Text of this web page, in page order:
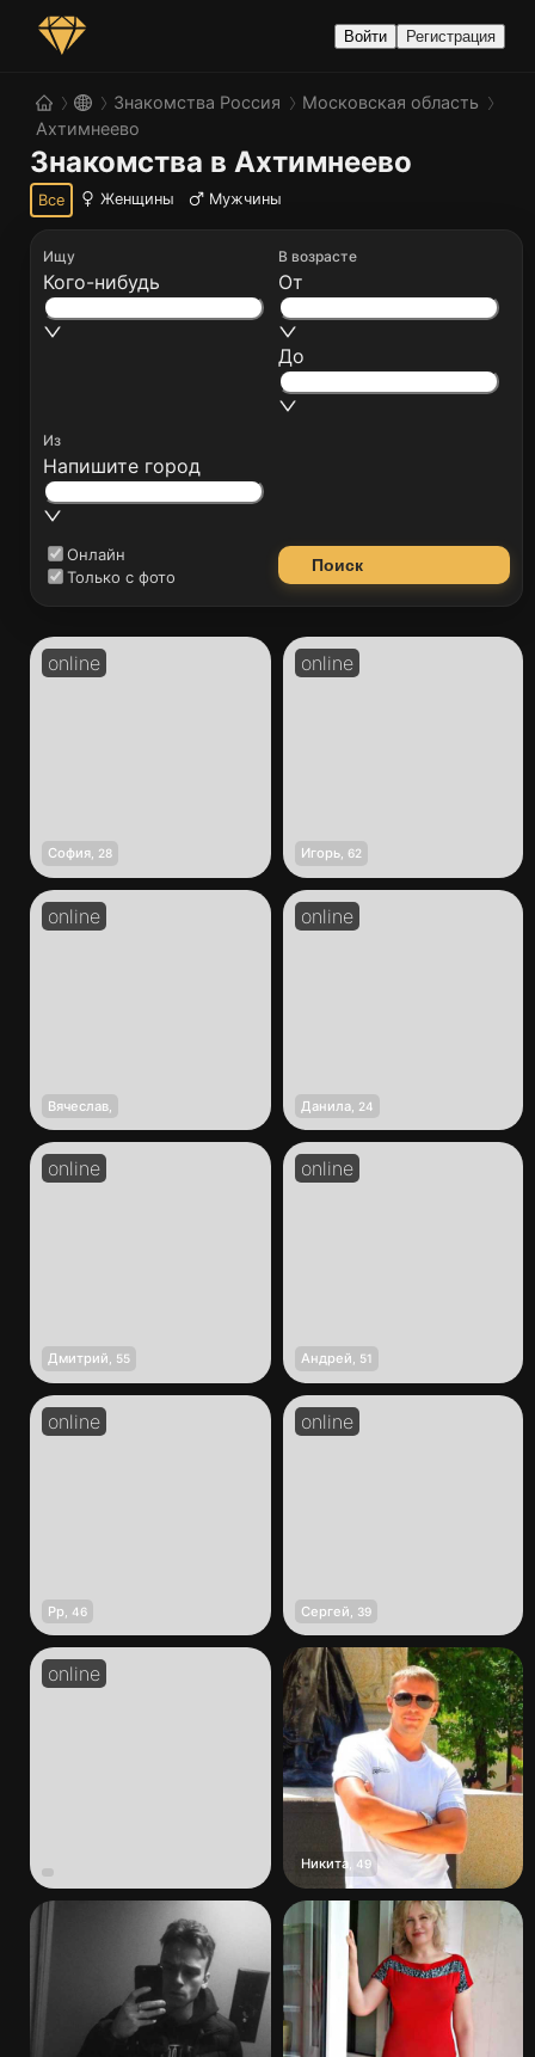
Войти Регистрация
Знакомства Россия
Московская область
Ахтимнеево
Знакомства в Ахтимнеево
Все Женщины Мужчины
Ищу
Кого-нибудь
Из
Напишите город
В возрасте
От
До
Онлайн
Только с фото
Поиск
София 28 Игорь, 62
Вячеслав Данила, 24
Дмитрий 55 Андрей 51
Рр 46 Сергей 39
Никита 49